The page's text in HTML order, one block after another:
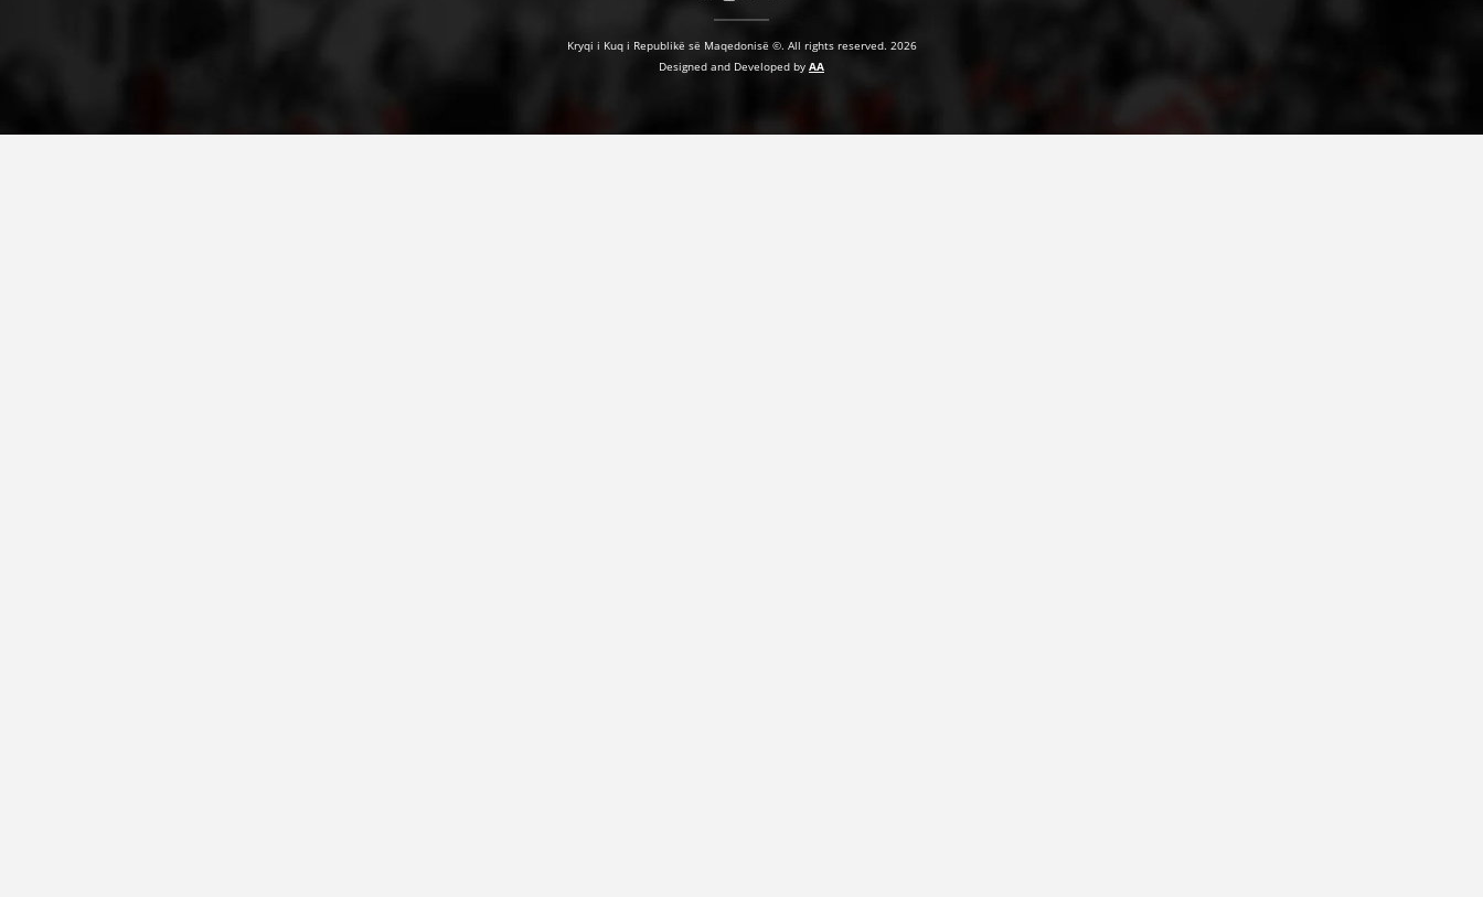
Kryqi i Kuq i Republikë së Maqedonisë ©. All rights reserved. 2026
Designed and Developed by AA